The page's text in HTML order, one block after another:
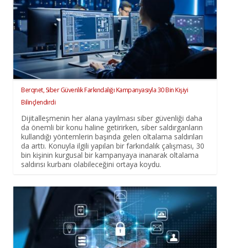
Berqnet, Siber Güvenlik Farkındalığı Kampanyasıyla 30 Bin Kişiyi
Bilinçlendirdi
Dijitalleşmenin her alana yayılması siber güvenliği daha
da önemli bir konu haline getirirken, siber saldırganların
kullandığı yöntemlerin başında gelen oltalama saldırıları
da arttı. Konuyla ilgili yapılan bir farkındalık çalışması, 30
bin kişinin kurgusal bir kampanyaya inanarak oltalama
saldırısı kurbanı olabileceğini ortaya koydu.